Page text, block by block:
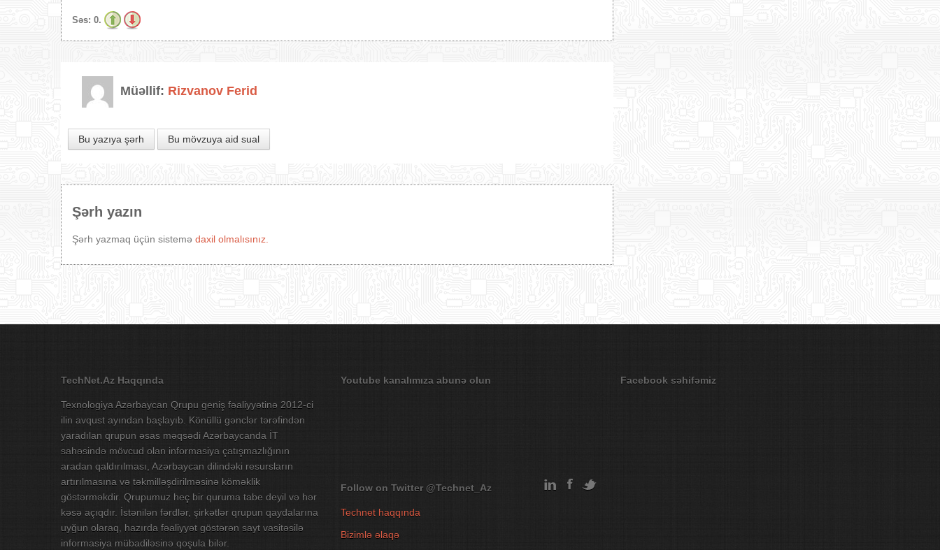
Səs: 0.
Müəllif: Rizvanov Ferid
Bu yazıya şərh Bu mövzuya aid sual
Şərh yazın
Şərh yazmaq üçün sistemə daxil olmalısınız.
TechNet.Az Haqqında
Texnologiya Azərbaycan Qrupu geniş fəaliyyətinə 2012-ci
ilin avqust ayından başlayıb. Könüllü gənclər tərəfindən
yaradılan qrupun əsas məqsədi Azərbaycanda İT
sahəsində mövcud olan informasiya çatışmazlığının
aradan qaldırılması, Azərbaycan dilindəki resursların
artırılmasına və təkmilləşdirilməsinə köməklik
göstərməkdir. Qrupumuz heç bir quruma tabe deyil və hər
kəsə açıqdır. İstənilən fərdlər, şirkətlər qrupun qaydalarına
uyğun olaraq, hazırda fəaliyyət göstərən sayt vasitəsilə
informasiya mübadiləsinə qoşula bilər.
Youtube kanalımıza abunə olun
Follow on Twitter @Technet_Az
Technet haqqında
Bizimlə əlaqə
Facebook səhifəmiz